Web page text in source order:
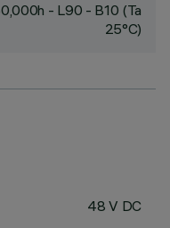
- L90 - B10 (Ta
25°C)
48 V DC